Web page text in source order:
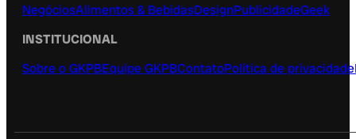
NegóciosAlimentos & BebidasDesignPublicidadeGeek
INSTITUCIONAL
Sobre o GKPBEquipe GKPBContatoPolítica de privacidade